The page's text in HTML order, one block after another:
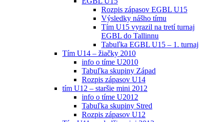
Rozpis zápasov EGBL U15
Výsledky nášho tímu
Tím U15 vyrazil na tretí turnaj
EGBL do Tallinnu
Tabuľka EGBL U15 – 1. turnaj
Tím U14 – žiačky 2010
info o tíme U2010
Tabuľka skupiny Západ
Rozpis zápasov U14
tím U12 – staršie mini 2012
info o tíme U2012
Tabuľka skupiny Stred
Rozpis zápasov U12